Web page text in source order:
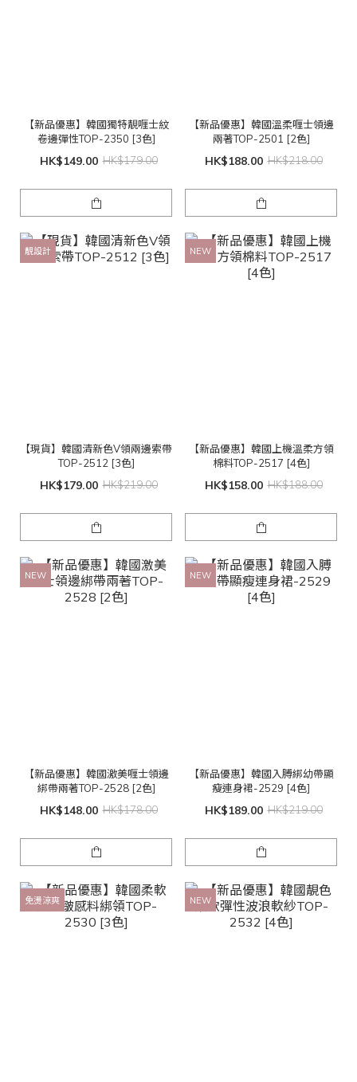
【新品優惠】韓國獨特靚喱士紋
卷邊彈性TOP-2350 [3色]
HK$149.00 HK$179.00
【新品優惠】韓國溫柔喱士領邊
兩著TOP-2501 [2色]
HK$188.00 HK$218.00
靚設計
【現貨】韓國清新色V領兩邊索帶
TOP-2512 [3色]
HK$179.00 HK$219.00
NEW
【新品優惠】韓國上機溫柔方領
棉料TOP-2517 [4色]
HK$158.00 HK$188.00
NEW
【新品優惠】韓國激美喱士領邊
綁帶兩著TOP-2528 [2色]
HK$148.00 HK$178.00
NEW
【新品優惠】韓國入膊綁幼帶顯
瘦連身裙-2529 [4色]
HK$189.00 HK$219.00
免燙涼爽 NEW